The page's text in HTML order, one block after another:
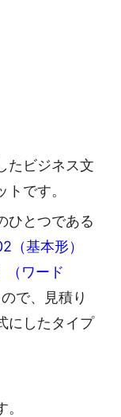
たビジネス文
です。
ひとつである
（基本形）
（ワード
で、見積り
にしたタイプ